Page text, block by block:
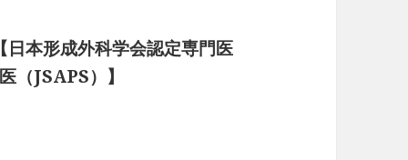
本形成外科学会認定専門医
（JSAPS）】